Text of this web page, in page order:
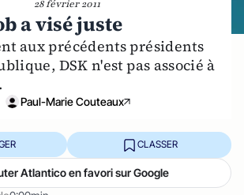
28 février 2011
a visé juste
aux précédents présidents
DSK n'est pas associé à
Paul-Marie Couteaux
CLASSER
Atlantico en favori sur Google